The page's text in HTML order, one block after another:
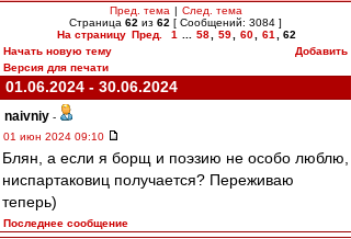
Пред. тема | След. тема
Страница 62 из 62 [ Сообщений: 3084 ]
На страницу Пред. 1 58 59 60 61
62
Начать новую тему
Добавить
Версия для печати
01.06.2024 - 30.06.2024
naivniy -
01 июн 2024 09:10
Блян, а если я борщ и поэзию не особо люблю,
ниспартаковиц получается? Переживаю
теперь)
Последнее сообщение